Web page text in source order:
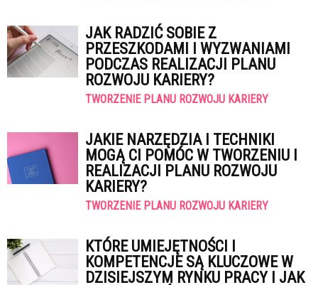
JAK RADZIĆ SOBIE Z
PRZESZKODAMI I WYZWANIAMI
PODCZAS REALIZACJI PLANU
ROZWOJU KARIERY?
TWORZENIE PLANU ROZWOJU KARIERY
JAKIE NARZĘDZIA I TECHNIKI
MOGĄ CI POMÓC W TWORZENIU I
REALIZACJI PLANU ROZWOJU
KARIERY?
TWORZENIE PLANU ROZWOJU KARIERY
KTÓRE UMIEJĘTNOŚCI I
KOMPETENCJE SĄ KLUCZOWE W
DZISIEJSZYM RYNKU PRACY I JAK